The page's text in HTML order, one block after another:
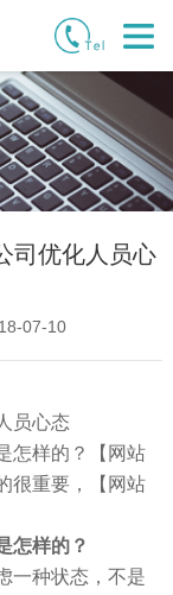
司优化人员心
07-10
员心态
怎样的？【网站
很重要，【网站
怎样的？
一种状态，不是